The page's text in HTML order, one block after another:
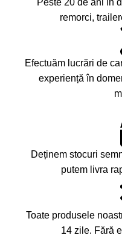
Peste 20 de ani în
remorci,
Efectuăm lucrări de
experiență în
Deținem stocuri
putem livra
Toate produsele
14 zile. Fără